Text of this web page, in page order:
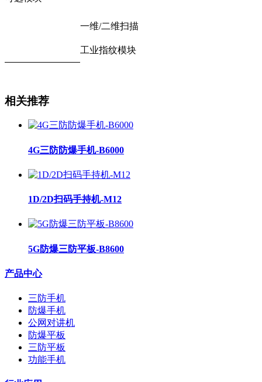
一维/二维扫描
工业指纹模块
相关推荐
4G三防防爆手机-B6000
1D/2D扫码手持机-M12
5G防爆三防平板-B8600
产品中心
三防手机
防爆手机
公网对讲机
防爆平板
三防平板
功能手机